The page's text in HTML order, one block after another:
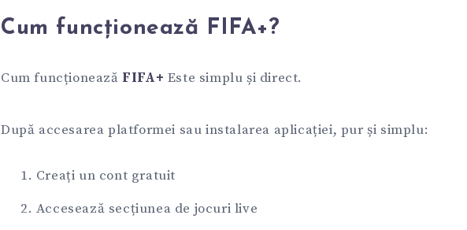
Cum funcționează FIFA+?
Cum funcționează FIFA+ Este simplu și direct.
După accesarea platformei sau instalarea aplicației, pur și simplu:
Creați un cont gratuit
Accesează secțiunea de jocuri live